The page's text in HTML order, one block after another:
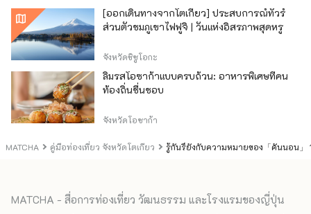
MATCHA คู่มือท่องเที่ยว จังหวัดโตเกียว รู้กันรึยังกับความหมายของ「คันนอน
[ออกเดินทางจากโตเกียว] ประสบการณ์ทัวร์
ส่วนตัวชมภูเขาไฟฟูจิ | วันแห่งอิสรภาพสุดหรู
จังหวัดชิซูโอกะ
ลิ้มรสโอซาก้าแบบครบถ้วน: อาหารพิเศษที่คน
ท้องถิ่นชื่นชอบ
จังหวัดโอซาก้า
MATCHA - สื่อการท่องเที่ยว วัฒนธรรม และโรงแรมของญี่ปุ่น